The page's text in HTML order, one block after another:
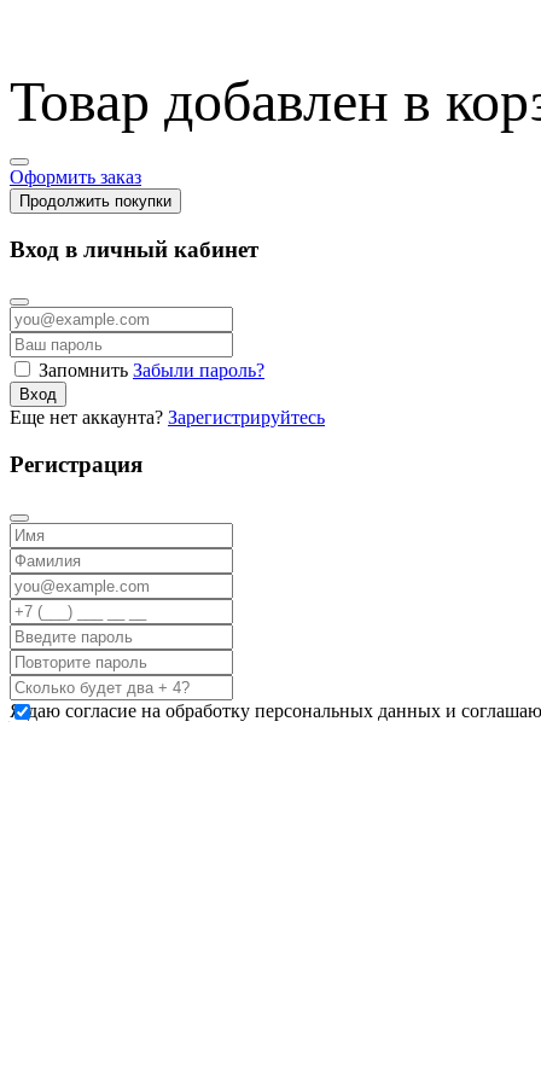
Товар добавлен в
Оформить заказ
Продолжить покупки
Вход в личный кабинет
Запомнить Забыли пароль?
Вход
Еще нет аккаунта? Зарегистрируйтесь
Регистрация
Я даю согласие на обработку персональных данных и